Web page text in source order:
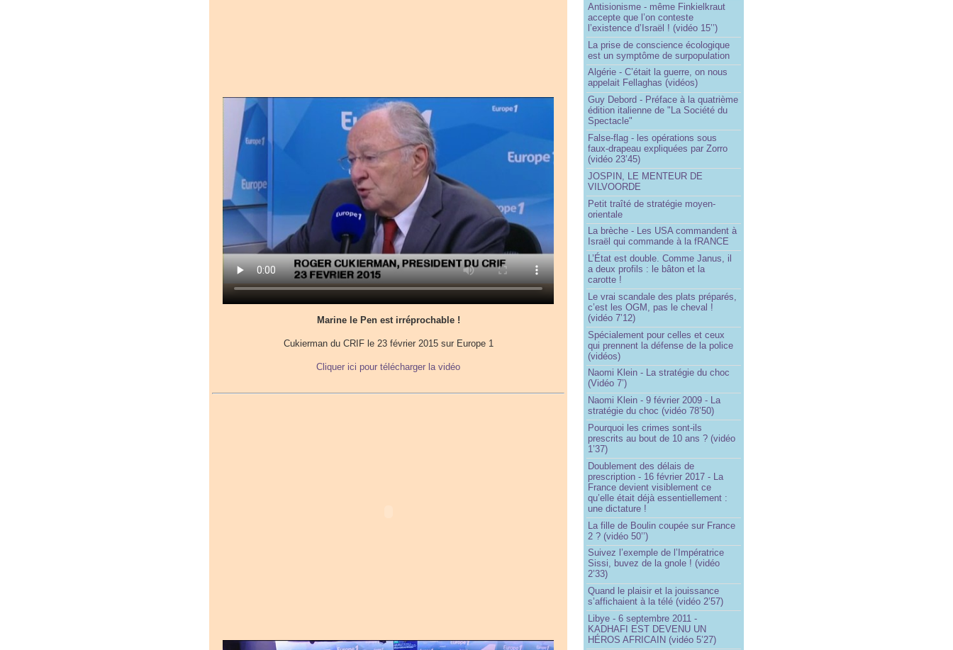
Marine le Pen est irréprochable !
Cukierman du CRIF le 23 février 2015 sur Europe 1
Cliquer ici pour télécharger la vidéo
Antisionisme - même Finkielkraut
accepte que l’on conteste
l’existence d’Israël ! (vidéo 15’’)
La prise de conscience écologique
est un symptôme de surpopulation
Algérie - C’était la guerre, on nous
appelait Fellaghas (vidéos)
Guy Debord - Préface à la quatrième
édition italienne de "La Société du
Spectacle"
False-flag - les opérations sous
faux-drapeau expliquées par Zorro
(vidéo 23’45)
JOSPIN, LE MENTEUR DE
VILVOORDE
Petit traîté de stratégie moyen-
orientale
La brèche - Les USA commandent à
Israël qui commande à la fRANCE
L’État est double. Comme Janus, il
a deux profils : le bâton et la
carotte !
Le vrai scandale des plats préparés,
c’est les OGM, pas le cheval !
(vidéo 7’12)
Spécialement pour celles et ceux
qui prennent la défense de la police
(vidéos)
Naomi Klein - La stratégie du choc
(Vidéo 7’)
Naomi Klein - 9 février 2009 - La
stratégie du choc (vidéo 78’50)
Pourquoi les crimes sont-ils
prescrits au bout de 10 ans ? (vidéo
1’37)
Doublement des délais de
prescription - 16 février 2017 - La
France devient visiblement ce
qu’elle était déjà essentiellement :
une dictature !
La fille de Boulin coupée sur France
2 ? (vidéo 50’’)
Suivez l’exemple de l’Impératrice
Sissi, buvez de la gnole ! (vidéo
2’33)
Quand le plaisir et la jouissance
s’affichaient à la télé (vidéo 2’57)
Libye - 6 septembre 2011 -
KADHAFI EST DEVENU UN
HÉROS AFRICAIN (vidéo 5’27)